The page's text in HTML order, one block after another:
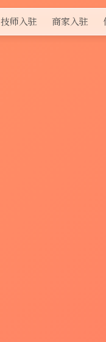
技师入驻 商家入驻